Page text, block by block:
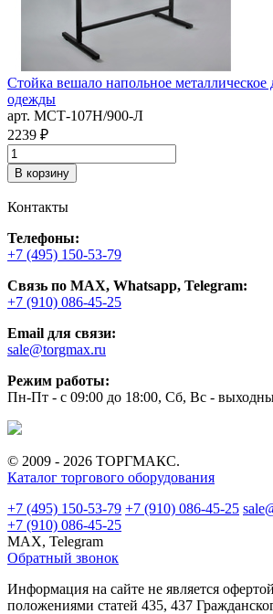
Стойка вешало напольное металлическое
одежды
арт. MСТ-107Н/900-Л
2239 ₽
В корзину
Контакты
Телефоны:
+7 (495) 150-53-79
Связь по MAX, Whatsapp, Telegram:
+7 (910) 086-45-25
Email для связи:
sale@torgmax.ru
Режим работы:
Пн-Пт - с 09:00 до 18:00, Сб, Вс -
© 2009 - 2026 ТОРГМАКС.
Каталог торгового оборудования
+7 (495) 150-53-79 +7 (910) 086-45-25
+7 (910) 086-45-25
MAX, Telegram
Обратный звонок
Информация на сайте не является
положениями статей 435, 437